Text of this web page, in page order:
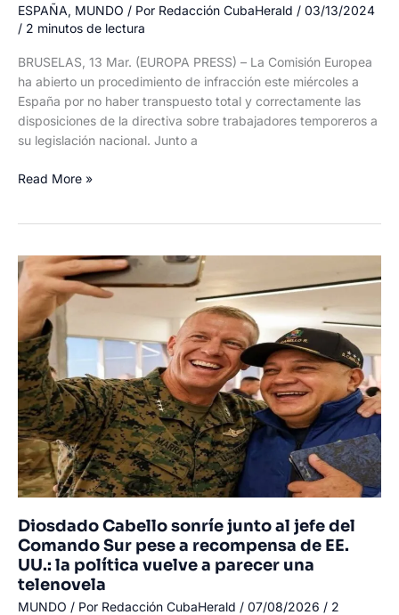
ESPAÑA, MUNDO / Por Redacción CubaHerald / 03/13/2024
/ 2 minutos de lectura
BRUSELAS, 13 Mar. (EUROPA PRESS) – La Comisión Europea
ha abierto un procedimiento de infracción este miércoles a
España por no haber transpuesto total y correctamente las
disposiciones de la directiva sobre trabajadores temporeros a
su legislación nacional. Junto a
Bruselas
por
errores
al
aplicar
normas
UE
sobre
trabajadores
temporeros
a
su
legislación
Read More »
Diosdado Cabello sonríe junto al jefe del
Comando Sur pese a recompensa de EE.
UU.: la política vuelve a parecer una
telenovela
MUNDO / Por Redacción CubaHerald / 07/08/2026 / 2